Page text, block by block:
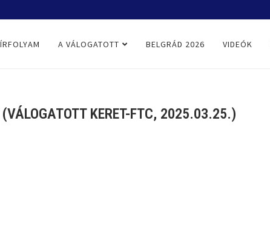
A VÁLOGATOTT BELGRÁD 2026 VIDEÓK
KERET-FTC, 2025.03.25.)